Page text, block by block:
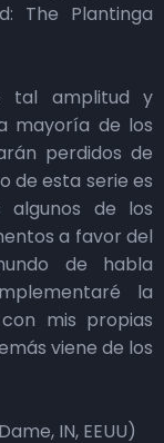
The Plantinga
tal amplitud y
mayoría de los
perdidos de
de esta serie es
de los
a favor del
de habla
la
mis propias
viene de los
IN, EEUU)